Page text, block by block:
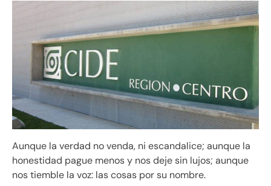
Aunque la verdad no venda, ni escandalice; aunque la
honestidad pague menos y nos deje sin lujos; aunque
nos tiemble la voz: las cosas por su nombre.